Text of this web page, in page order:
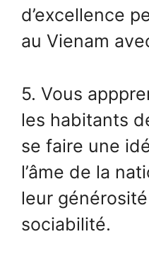
d’excellence
au Vienam
5. Vous
les habitants
se faire une
l’âme de la
leur
sociabilité.